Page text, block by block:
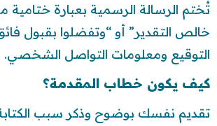
تُختم الرسالة الرسمية بعبارة ختامية
خالص التقدير” أو “وتفضلوا بقبول فائق
التوقيع ومعلومات التواصل الشخصي.
كيف يكون خطاب المقدمة؟
تقديم نفسك بوضوح وذكر سبب